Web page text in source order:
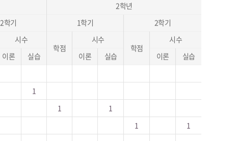
2학년
2학기 1학기 2학기
시수
학점
시수
학점
시수
이론 실습 이론 실습 이론 실습
1
1
1
1 1